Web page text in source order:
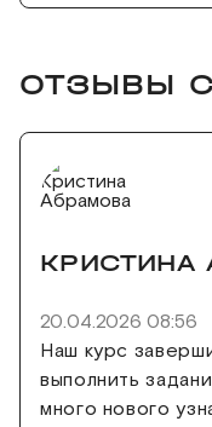
ОТЗЫВЫ
КРИСТИНА
20.04.2026 08:56
Наш курс
выполнить
много нового